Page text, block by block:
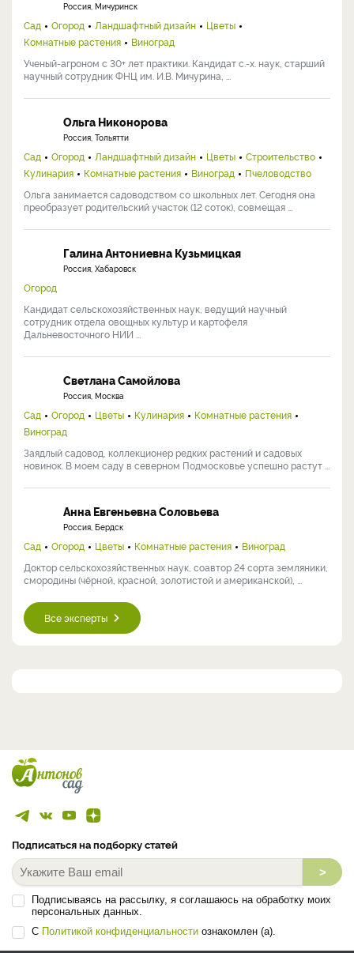
Россия, Мичуринск
Сад Огород Ландшафтный дизайн
Цветы
Комнатные растения
Виноград
Ученый-агроном с 30+ лет практики. Кандидат с.-х. наук, старший
научный сотрудник ФНЦ им. И.В. Мичурина, ...
Ольга Никонорова
Россия, Тольятти
Сад Огород Ландшафтный дизайн Цветы
Строительство
Кулинария
Комнатные растения Виноград
Пчеловодство
Ольга занимается садоводством со школьных лет. Сегодня она
преобразует родительский участок (12 соток), совмещая ...
Галина Антониевна Кузьмицкая
Россия, Хабаровск
Огород
Кандидат сельскохозяйственных наук, ведущий научный
сотрудник отдела овощных культур и картофеля
Дальневосточного НИИ ...
Светлана Самойлова
Россия, Москва
Сад Огород Цветы Кулинария
Комнатные растения
Виноград
Заядлый садовод, коллекционер редких растений и садовых
новинок. В моем саду в северном Подмосковье успешно растут ...
Анна Евгеньевна Соловьева
Россия, Бердск
Сад Огород Цветы Комнатные растения
Виноград
Доктор сельскохозяйственных наук, соавтор 24 сорта земляники,
смородины (чёрной, красной, золотистой и американской), ...
Все эксперты
Подписаться на подборку статей
>
Подписываясь на рассылку, я соглашаюсь на обработку моих
персональных данных.
С Политикой конфиденциальности ознакомлен (а).